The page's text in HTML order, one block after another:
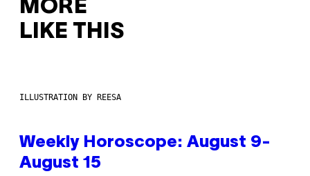
MORE
LIKE THIS
ILLUSTRATION BY REESA
Weekly Horoscope: August 9-
August 15